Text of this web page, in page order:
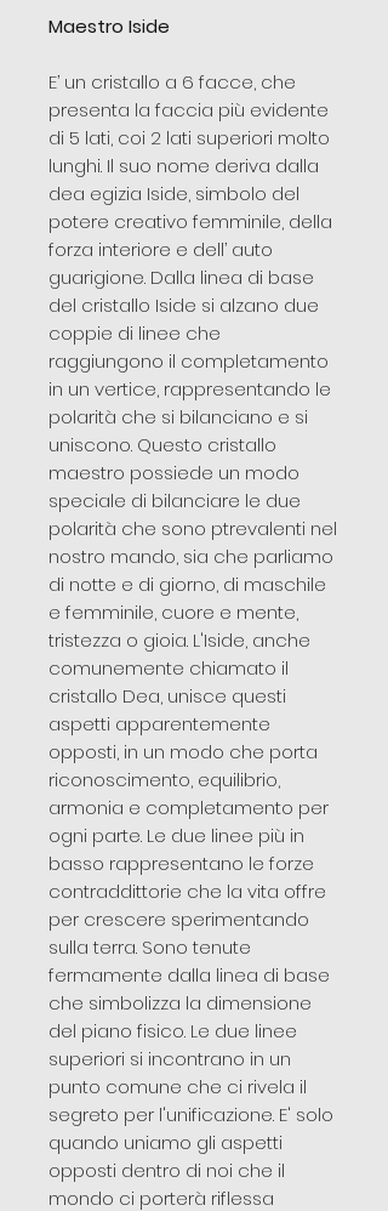
Maestro Iside
E’ un cristallo a 6 facce, che
presenta la faccia più evidente
di 5 lati, coi 2 lati superiori molto
lunghi. Il suo nome deriva dalla
dea egizia Iside, simbolo del
potere creativo femminile, della
forza interiore e dell’ auto
guarigione. Dalla linea di base
del cristallo Iside si alzano due
coppie di linee che
raggiungono il completamento
in un vertice, rappresentando le
polarità che si bilanciano e si
uniscono. Questo cristallo
maestro possiede un modo
speciale di bilanciare le due
polarità che sono ptrevalenti nel
nostro mando, sia che parliamo
di notte e di giorno, di maschile
e femminile, cuore e mente,
tristezza o gioia. L'Iside, anche
comunemente chiamato il
cristallo Dea, unisce questi
aspetti apparentemente
opposti, in un modo che porta
riconoscimento, equilibrio,
armonia e completamento per
ogni parte. Le due linee più in
basso rappresentano le forze
contraddittorie che la vita offre
per crescere sperimentando
sulla terra. Sono tenute
fermamente dalla linea di base
che simbolizza la dimensione
del piano fisico. Le due linee
superiori si incontrano in un
punto comune che ci rivela il
segreto per l'unificazione. E' solo
quando uniamo gli aspetti
opposti dentro di noi che il
mondo ci porterà riflessa